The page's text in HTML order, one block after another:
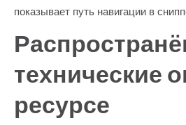
показывает путь навигации в
технические
ресурсе